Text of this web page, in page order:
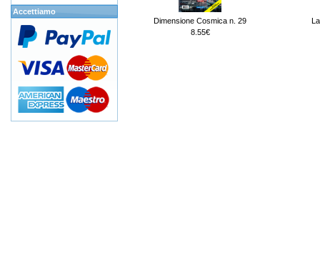
Dimensione Cosmica n. 29
8.55€
Accettiamo